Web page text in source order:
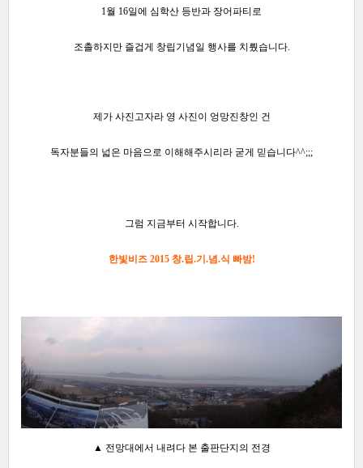
1월 16일에 심학산 등반과 장어파티로
조촐하지만 즐겁게 창립기념일 행사를 치뤘습니다.
제가 사진고자라 영 사진이 엉망진창인 건
독자분들의 넓은 마음으로 이해해주시리라 굳게 믿습니다^^;;;
그럼 지금부터 시작합니다.
한빛비즈 2015 창.립.기.념.식 빠밤!
▲ 전망대에서 내려다 본 출판단지의 전경